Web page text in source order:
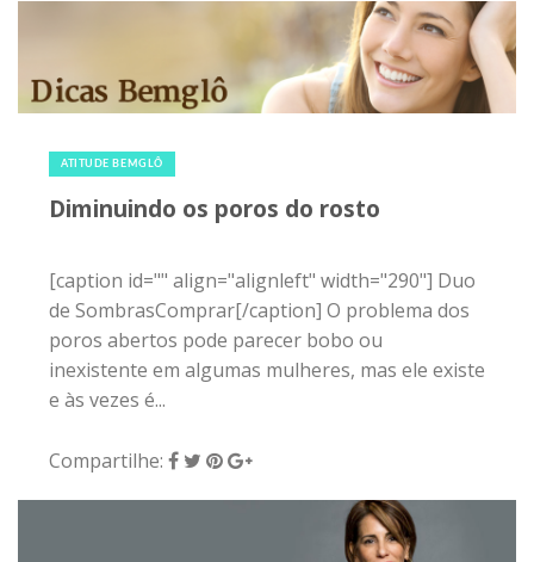
ATITUDE BEMGLÔ
Diminuindo os poros do rosto
[caption id="" align="alignleft" width="290"] Duo
de SombrasComprar[/caption] O problema dos
poros abertos pode parecer bobo ou
inexistente em algumas mulheres, mas ele existe
e às vezes é...
Compartilhe: